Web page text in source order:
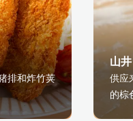
排和炸竹荚
山井
供应
的棕